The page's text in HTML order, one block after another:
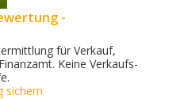
-
für Verkauf,
Keine Verkaufs­
sichern